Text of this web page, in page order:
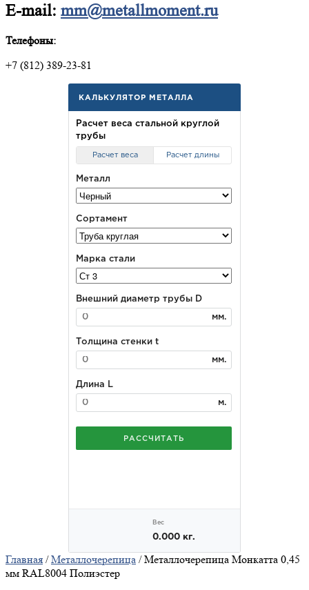
E-mail: mm@metallmoment.ru
Телефоны:
+7 (812) 389-23-81
Главная /Металлочерепица / Металлочерепица Монкатта 0,45
мм RAL8004 Полиэстер